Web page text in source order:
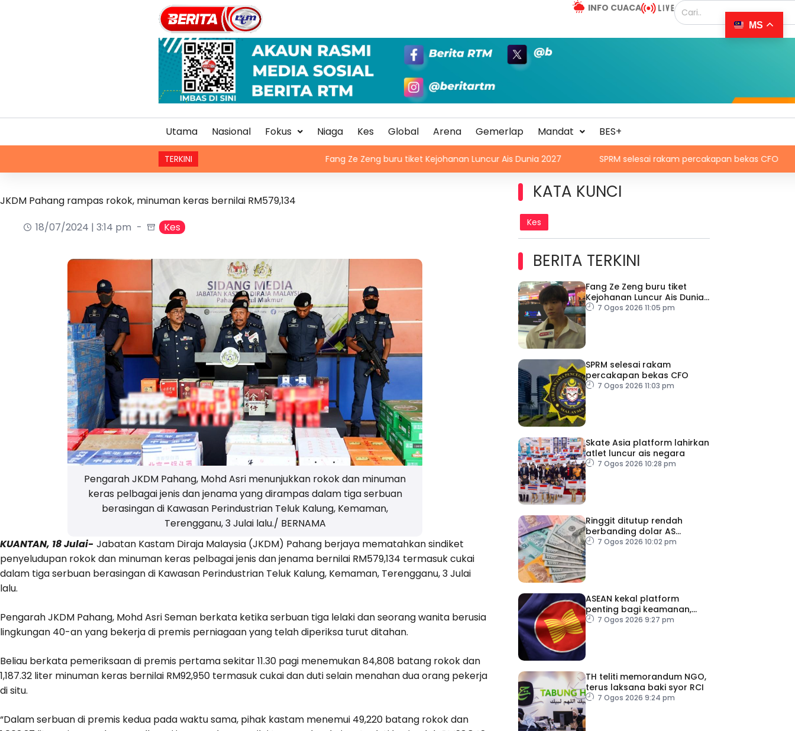
INFO CUACA
Utama Nasional Fokus Niaga Kes Global Arena Gemerlap Mandat BES+
TERKINI Fang Ze Zeng buru tiket Kejohanan Luncur Ais Dunia 2027 SPRM selesai rakam percakapan bekas CFO Skate
JKDM Pahang rampas rokok, minuman keras bernilai RM579,134
18/07/2024 | 3:14 pm
Kes
Pengarah JKDM Pahang, Mohd Asri menunjukkan rokok dan minuman
keras pelbagai jenis dan jenama yang dirampas dalam tiga serbuan
berasingan di Kawasan Perindustrian Teluk Kalung, Kemaman,
Terengganu, 3 Julai lalu./ BERNAMA
KUANTAN, 18 Julai- Jabatan Kastam Diraja Malaysia (JKDM) Pahang berjaya mematahkan sindiket
penyeludupan rokok dan minuman keras pelbagai jenis dan jenama bernilai RM579,134 termasuk cukai
dalam tiga serbuan berasingan di Kawasan Perindustrian Teluk Kalung, Kemaman, Terengganu, 3 Julai
lalu.
Pengarah JKDM Pahang, Mohd Asri Seman berkata ketika serbuan tiga lelaki dan seorang wanita berusia
lingkungan 40-an yang bekerja di premis perniagaan yang telah diperiksa turut ditahan.
Beliau berkata pemeriksaan di premis pertama sekitar 11.30 pagi menemukan 84,808 batang rokok dan
1,187.32 liter minuman keras bernilai RM92,950 termasuk cukai dan duti selain menahan dua orang pekerja
di situ.
“Dalam serbuan di premis kedua pada waktu sama, pihak kastam menemui 49,220 batang rokok dan
KATA KUNCI
Kes
BERITA TERKINI
Fang Ze Zeng buru tiket
Kejohanan Luncur Ais Dunia
20277 Ogos 2026 11:05 pm
SPRM selesai rakam
percakapan bekas CFO
7 Ogos 2026 11:03 pm
Skate Asia platform lahirkan
atlet luncur ais negara
7 Ogos 2026 10:28 pm
Ringgit ditutup rendah
berbanding dolar AS
menjelang pengumuman
7 Ogos 2026 10:02 pm
ASEAN kekal platform
penting bagi keamanan,
kestabilan serantau –
7 Ogos 2026 9:27 pm
TH teliti memorandum NGO,
terus laksana baki syor RCI
7 Ogos 2026 9:24 pm
MS